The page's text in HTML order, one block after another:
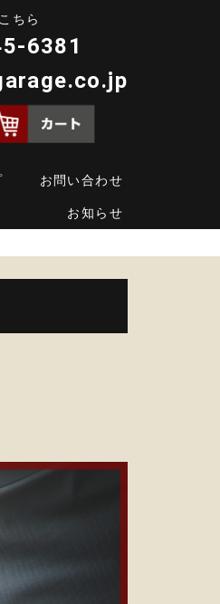
ちら
6381
お問い合わせ
お知らせ